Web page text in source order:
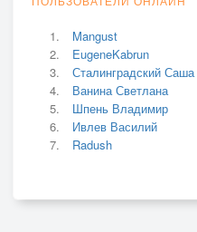
Mangust
EugeneKabrun
Сталинградский Саша
Ванина Светлана
Шпень Владимир
Ивлев Василий
Radush